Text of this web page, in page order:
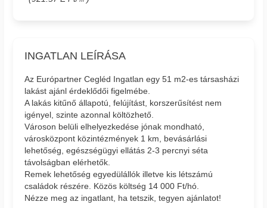
INGATLAN LEÍRÁSA
Az Európartner Cegléd Ingatlan egy 51 m2-es társasházi
lakást ajánl érdeklődői figelmébe.
A lakás kitűnő állapotú, felújítást, korszerűsítést nem
igényel, szinte azonnal költözhető.
Városon belüli elhelyezkedése jónak mondható,
városközpont közintézmények 1 km, bevásárlási
lehetőség, egészségügyi ellátás 2-3 percnyi séta
távolságban elérhetők.
Remek lehetőség egyedülállók illetve kis létszámú
családok részére. Közös költség 14 000 Ft/hó.
Nézze meg az ingatlant, ha tetszik, tegyen ajánlatot!